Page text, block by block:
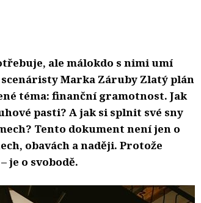
ale málokdo s nimi umí
Marka Záruby Zlatý plán
téma: finanční gramotnost. Jak
pasti? A jak si splnit své sny
Tento dokument není jen o
obavách a naději. Protože
je o svobodě.